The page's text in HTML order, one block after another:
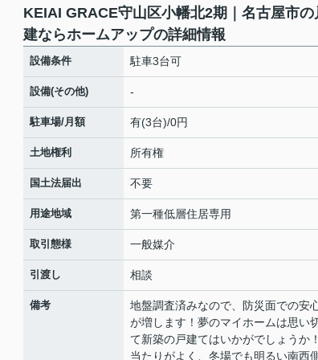
KEIAI GRACE守山区小幡北2期｜名古屋市の
建ならホームアップの詳細情報
設備条件 駐車3台可
設備(その他) -
駐車場/月額 有(3台)/0円
土地権利 所有権
国土法届出 不要
用途地域 第一種低層住居専用
取引態様 一般媒介
引渡し 相談
備考
地盤調査済みなので、防災面での安
が増します！夢のマイホームは思い
て新築の戸建てはいかがでしょうか
当たりがよく、冬場でも明るい南西